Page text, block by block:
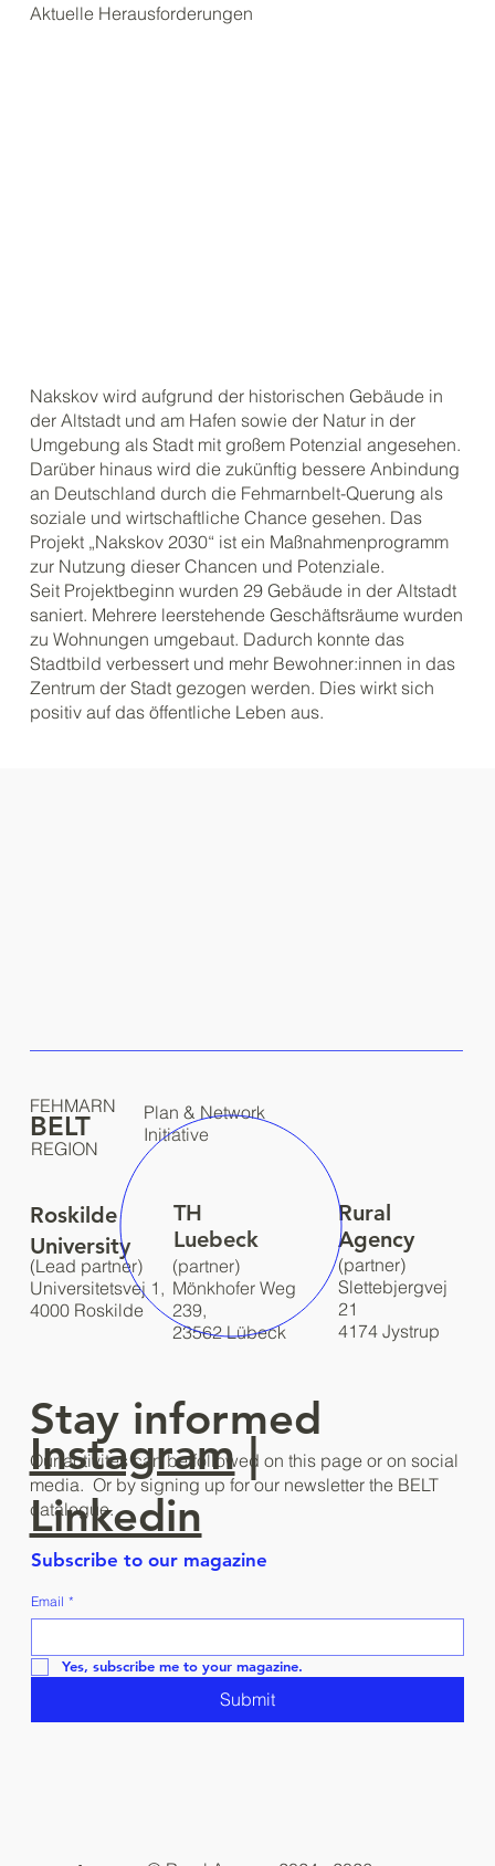
Aktuelle Herausforderungen
Nakskov wird aufgrund der historischen Gebäude in
der Altstadt und am Hafen sowie der Natur in der
Umgebung als Stadt mit großem Potenzial angesehen.
Darüber hinaus wird die zukünftig bessere Anbindung
an Deutschland durch die Fehmarnbelt-Querung als
soziale und wirtschaftliche Chance gesehen. Das
Projekt „Nakskov 2030“ ist ein Maßnahmenprogramm
zur Nutzung dieser Chancen und Potenziale.
Seit Projektbeginn wurden 29 Gebäude in der Altstadt
saniert. Mehrere leerstehende Geschäftsräume wurden
zu Wohnungen umgebaut. Dadurch konnte das
Stadtbild verbessert und mehr Bewohner:innen in das
Zentrum der Stadt gezogen werden. Dies wirkt sich
positiv auf das öffentliche Leben aus.
Our activites can be followed on this page or on social
media. Or by signing up for our newsletter the BELT
catalogue.
Instagram|
Linkedin
Stay informed
(partner)
Mönkhofer Weg
239,
23562 Lübeck
(partner)
Slettebjergvej
21
4174 Jystrup
Subscribe to our magazine
Email *
Yes, subscribe me to your magazine.
Submit
Roskilde
University
(Lead partner)
Universitetsvej 1,
4000 Roskilde
TH
Luebeck
Rural
Agency
BELT
Plan & Network
Initiative
FEHMARN
REGION